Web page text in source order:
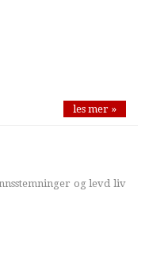
les mer »
og levd liv